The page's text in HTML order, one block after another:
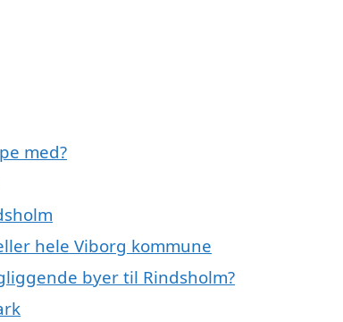
med?
hele Viborg kommune
byer til Rindsholm?